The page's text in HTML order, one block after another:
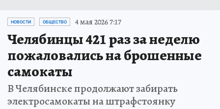
НОВОСТИ ОБЩЕСТВО 4 мая 2026 7:17
Челябинцы 421 раз за неделю
пожаловались на брошенные
самокаты
В Челябинске продолжают забирать
электросамокаты на штрафстоянку